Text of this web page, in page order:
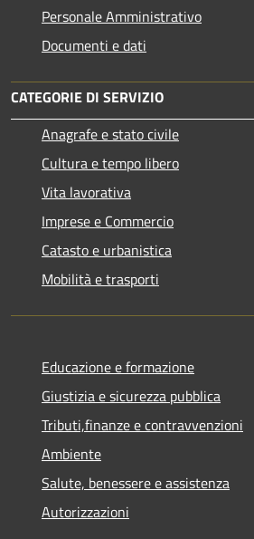
Personale Amministrativo
Documenti e dati
CATEGORIE DI SERVIZIO
Anagrafe e stato civile
Cultura e tempo libero
Vita lavorativa
Imprese e Commercio
Catasto e urbanistica
Mobilità e trasporti
Educazione e formazione
Giustizia e sicurezza pubblica
Tributi,finanze e contravvenzioni
Ambiente
Salute, benessere e assistenza
Autorizzazioni